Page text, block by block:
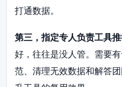
打通数据。
第三，指定专人负责工具推
好，往往是没人管。需要
范、清理无效数据和解答